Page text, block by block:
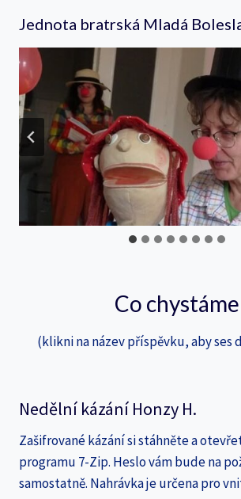
obsah
Jednota bratrská Mladá
Co chystáme
(klikni na název příspěvku, aby ses
Nedělní kázání Honzy H.
Zašifrované kázání si stáhněte a
programu 7-Zip. Heslo vám bude na
samostatně. Nahrávka je určena pro